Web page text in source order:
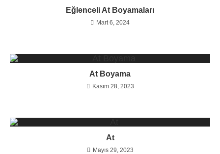
Eğlenceli At Boyamaları
Mart 6, 2024
At Boyama
Kasım 28, 2023
At
Mayıs 29, 2023